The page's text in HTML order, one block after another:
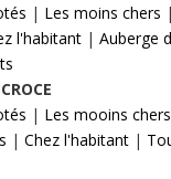
| Les moins chers |
l'habitant | Auberge
| Les mooins chers
| Chez l'habitant |